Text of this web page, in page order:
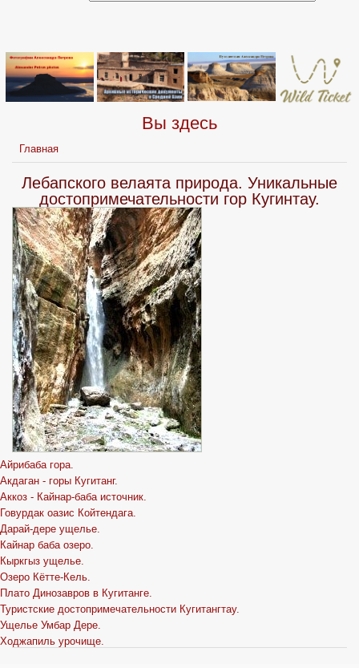
Вы здесь
Главная
Лебапского велаята природа. Уникальные
достопримечательности гор Кугинтау.
Айрибаба гора.
Акдаган - горы Кугитанг.
Аккоз - Кайнар-баба источник.
Говурдак оазис Койтендага.
Дарай-дере ущелье.
Кайнар баба озеро.
Кыркгыз ущелье.
Озеро Кётте-Кель.
Плато Динозавров в Кугитанге.
Туристские достопримечательности Кугитангтау.
Ущелье Умбар Дере.
Ходжапиль урочище.